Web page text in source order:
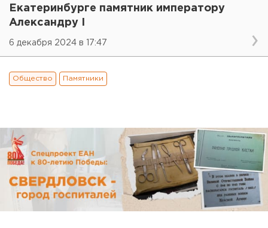
Екатеринбурге памятник императору
Александру I
6 декабря 2024 в 17:47
Общество Памятники